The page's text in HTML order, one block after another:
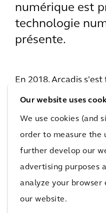
Our website uses
We use cookies (and
order to measure the
further develop our
advertising purposes
analyze your browser
our website.
numérique est
technologie
présente.
En 2018, Arcadis
le leader du
digitale, plutôt que
répondre à cette
Expedition DNA, un
visant à encourager
Arcadiennes à
développer leur